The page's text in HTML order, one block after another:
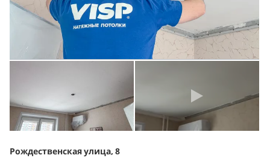
Рождественская улица, 8